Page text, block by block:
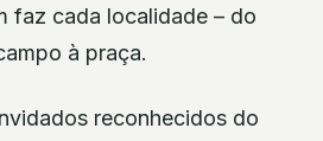
faz cada localidade – do
à praça.
reconhecidos do